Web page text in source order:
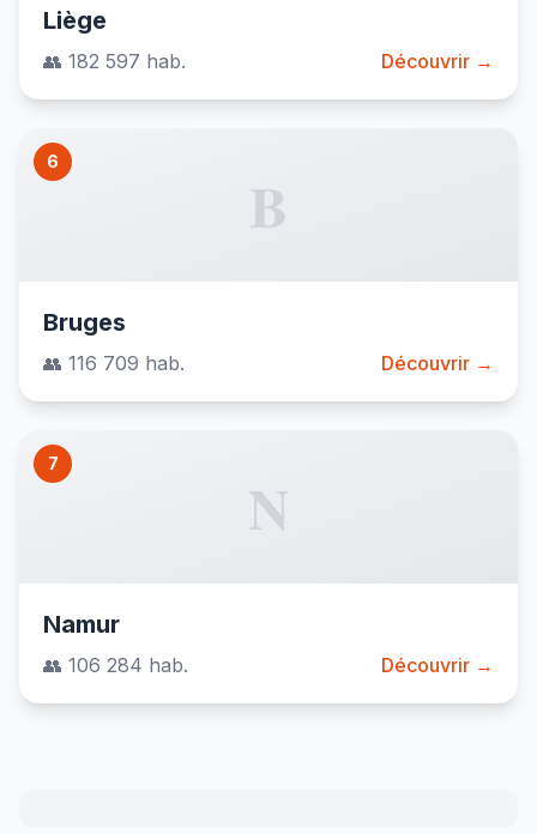
Liège
👥 182 597 hab. Découvrir →
6
B
Bruges
👥 116 709 hab. Découvrir →
7
N
Namur
👥 106 284 hab. Découvrir →